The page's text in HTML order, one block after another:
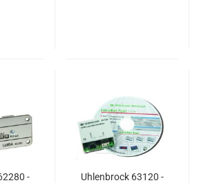
-
Uhlenbrock 63120 -